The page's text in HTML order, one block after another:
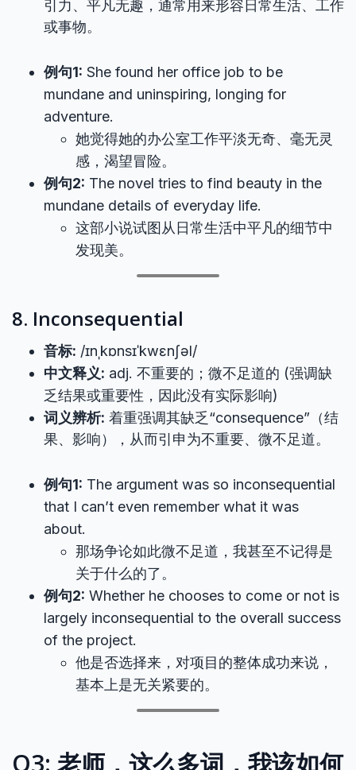
引力、平凡无趣，通常用来形容日常生活、工作
或事物。
例句1: She found her office job to be
mundane and uninspiring, longing for
adventure.
她觉得她的办公室工作平淡无奇、毫无灵
感，渴望冒险。
例句2: The novel tries to find beauty in the
mundane details of everyday life.
这部小说试图从日常生活中平凡的细节中
发现美。
8. Inconsequential
音标: /ɪnˌkɒnsɪˈkwɛnʃəl/
中文释义: adj. 不重要的；微不足道的 (强调缺
乏结果或重要性，因此没有实际影响)
词义辨析: 着重强调其缺乏“consequence”（结
果、影响），从而引申为不重要、微不足道。
例句1: The argument was so inconsequential
that I can’t even remember what it was
about.
那场争论如此微不足道，我甚至不记得是
关于什么的了。
例句2: Whether he chooses to come or not is
largely inconsequential to the overall success
of the project.
他是否选择来，对项目的整体成功来说，
基本上是无关紧要的。
Q3: 老师，这么多词，我该如何